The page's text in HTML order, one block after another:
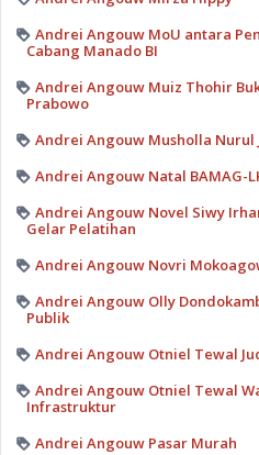
Andrei Angouw MoU antara
Cabang Manado BI
Andrei Angouw Muiz Thohir
Prabowo
Andrei Angouw Musholla Nurul
Andrei Angouw Natal BAMAG-
Andrei Angouw Novel Siwy
Gelar Pelatihan
Andrei Angouw Novri
Andrei Angouw Olly
Publik
Andrei Angouw Otniel Tewal
Andrei Angouw Otniel Tewal
Infrastruktur
Andrei Angouw Pasar Murah